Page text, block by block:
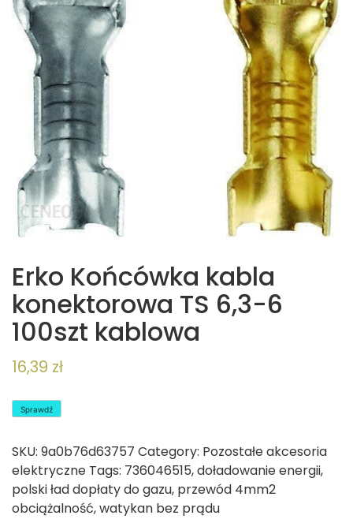
Erko Końcówka kabla
konektorowa TS 6,3-6
100szt kablowa
16,39 zł
Sprawdź
SKU: 9a0b76d63757 Category: Pozostałe akcesoria
elektryczne Tags: 736046515,doładowanie energii,
polski ład dopłaty do gazu, przewód 4mm2
obciążalność,watykan bez prądu